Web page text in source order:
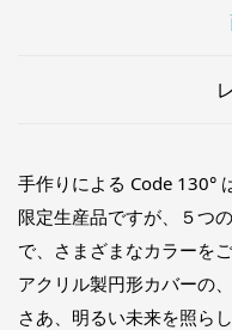
手作りによる Code 130°
限定生産品ですが、５つ
で、さまざまなカラーを
アクリル製円形カバーの
さあ、明るい未来を照らし